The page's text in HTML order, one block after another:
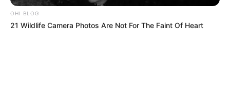
RECIBO DEL AGUA
LOCALIDAD DE USAQUÉN
CUNDINAMARCA
CORTES DE LUZ
LOCALIDAD DE ENGATIVÁ
OHI BLOG
21 Wildlife Camera Photos Are Not For The Faint Of Heart